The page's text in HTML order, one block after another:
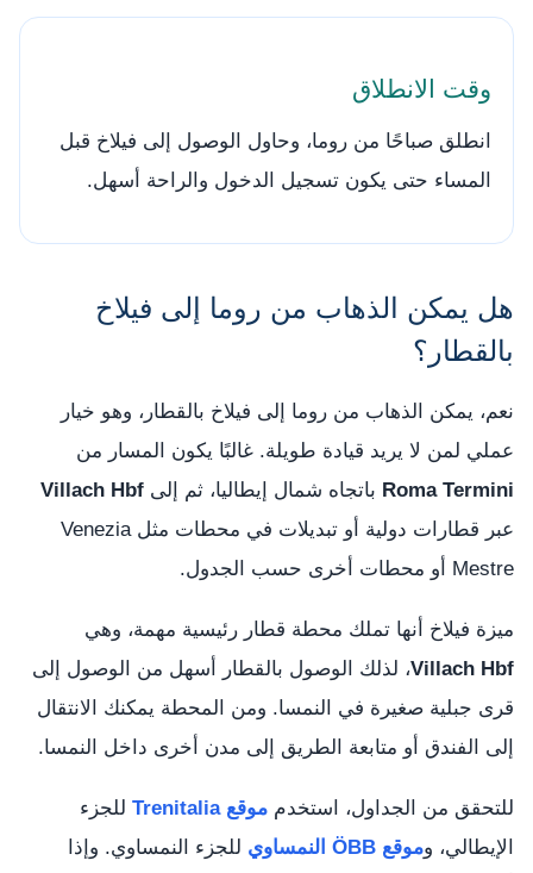
وقت الانطلاق
انطلق صباحًا من روما، وحاول الوصول إلى فيلاخ قبل
المساء حتى يكون تسجيل الدخول والراحة أسهل.
هل يمكن الذهاب من روما إلى فيلاخ
بالقطار؟
نعم، يمكن الذهاب من روما إلى فيلاخ بالقطار، وهو خيار
عملي لمن لا يريد قيادة طويلة. غالبًا يكون المسار من
Roma Termini باتجاه شمال إيطاليا، ثم إلى Villach Hbf
عبر قطارات دولية أو تبديلات في محطات مثل Venezia
Mestre أو محطات أخرى حسب الجدول.
ميزة فيلاخ أنها تملك محطة قطار رئيسية مهمة، وهي
Villach Hbf، لذلك الوصول بالقطار أسهل من الوصول إلى
قرى جبلية صغيرة في النمسا. ومن المحطة يمكنك الانتقال
إلى الفندق أو متابعة الطريق إلى مدن أخرى داخل النمسا.
للتحقق من الجداول، استخدم موقع Trenitalia
للجزء
الإيطالي، وموقع ÖBB النمساوي
للجزء النمساوي. وإذا